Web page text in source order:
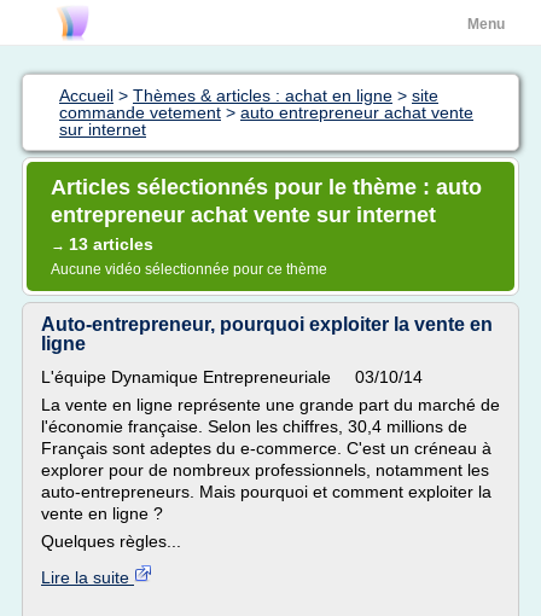
Menu
Accueil > Thèmes & articles : achat en ligne > site
commande vetement > auto entrepreneur achat vente
sur internet
Articles sélectionnés pour le thème : auto
entrepreneur achat vente sur internet
→ 13 articles
Aucune vidéo sélectionnée pour ce thème
Auto-entrepreneur, pourquoi exploiter la vente en
ligne
L'équipe Dynamique Entrepreneuriale 03/10/14
La vente en ligne représente une grande part du marché de
l'économie française. Selon les chiffres, 30,4 millions de
Français sont adeptes du e-commerce. C'est un créneau à
explorer pour de nombreux professionnels, notamment les
auto-entrepreneurs. Mais pourquoi et comment exploiter la
vente en ligne ?
Quelques règles...
Lire la suite